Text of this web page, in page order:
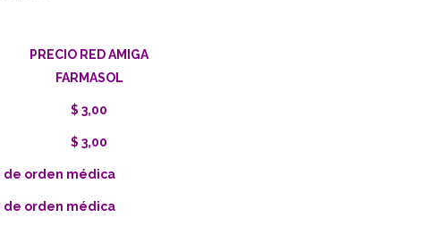
PRECIO RED AMIGA
FARMASOL
$ 3,00
$ 3,00
de orden médica
de orden médica